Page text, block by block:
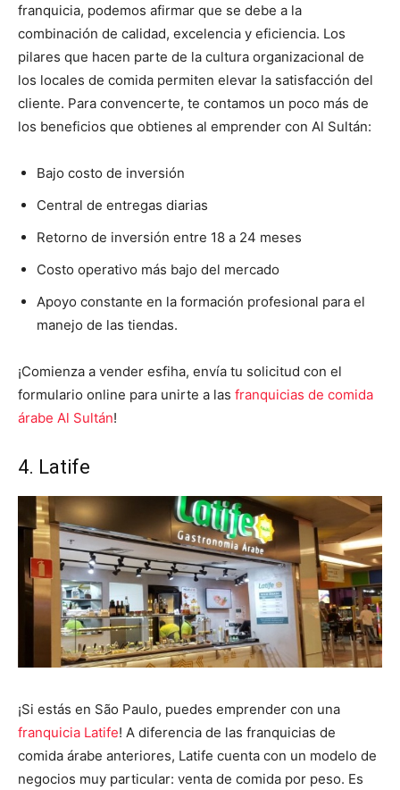
franquicia, podemos afirmar que se debe a la
combinación de calidad, excelencia y eficiencia. Los
pilares que hacen parte de la cultura organizacional de
los locales de comida permiten elevar la satisfacción del
cliente. Para convencerte, te contamos un poco más de
los beneficios que obtienes al emprender con Al Sultán:
Bajo costo de inversión
Central de entregas diarias
Retorno de inversión entre 18 a 24 meses
Costo operativo más bajo del mercado
Apoyo constante en la formación profesional para el
manejo de las tiendas.
¡Comienza a vender esfiha, envía tu solicitud con el
formulario online para unirte a las franquicias de comida
árabe Al Sultán!
4. Latife
¡Si estás en São Paulo, puedes emprender con una
franquicia Latife! A diferencia de las franquicias de
comida árabe anteriores, Latife cuenta con un modelo de
negocios muy particular: venta de comida por peso. Es